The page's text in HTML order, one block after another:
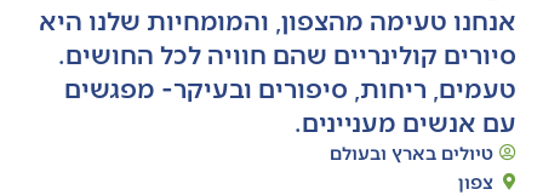
אנחנו טעימה מהצפון, והמומחיות שלנו היא
סיורים קולינריים שהם חוויה לכל החושים.
טעמים, ריחות, סיפורים ובעיקר- מפגשים
עם אנשים מעניינים.
טיולים בארץ ובעולם
צפון